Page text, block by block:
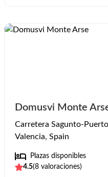
Domusvi Monte
Carretera Sagunto-
Valencia, Spain
Plazas disponibles
4.5(8 valoraciones)